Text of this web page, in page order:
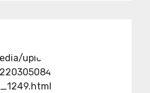
upload